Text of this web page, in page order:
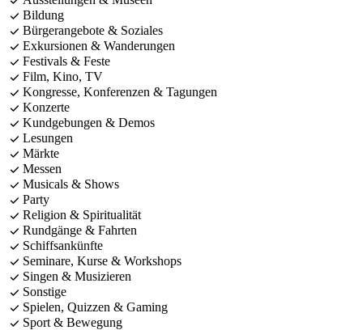
Bildung
Bürgerangebote & Soziales
Exkursionen & Wanderungen
Festivals & Feste
Film, Kino, TV
Kongresse, Konferenzen & Tagungen
Konzerte
Kundgebungen & Demos
Lesungen
Märkte
Messen
Musicals & Shows
Party
Religion & Spiritualität
Rundgänge & Fahrten
Schiffsankünfte
Seminare, Kurse & Workshops
Singen & Musizieren
Sonstige
Spielen, Quizzen & Gaming
Sport & Bewegung